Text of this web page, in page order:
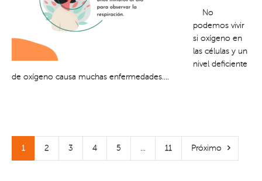
No
podemos vivir
si oxígeno en
las células y un
nivel deficiente
de oxígeno causa muchas enfermedades....
1 2 3 4 5 ... 11 Próximo